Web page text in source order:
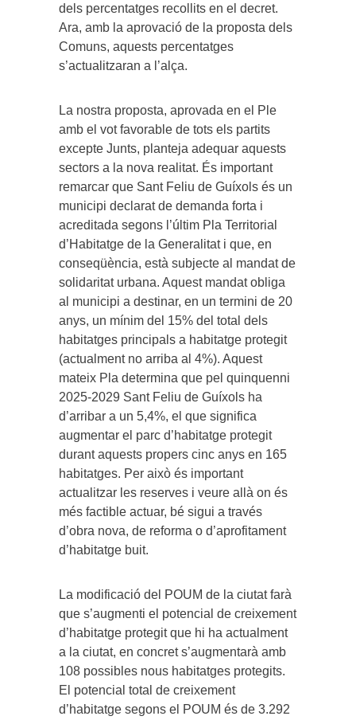
dels percentatges recollits en el decret.
Ara, amb la aprovació de la proposta dels
Comuns, aquests percentatges
s’actualitzaran a l’alça.
La nostra proposta, aprovada en el Ple
amb el vot favorable de tots els partits
excepte Junts, planteja adequar aquests
sectors a la nova realitat. És important
remarcar que Sant Feliu de Guíxols és un
municipi declarat de demanda forta i
acreditada segons l’últim Pla Territorial
d’Habitatge de la Generalitat i que, en
conseqüència, està subjecte al mandat de
solidaritat urbana. Aquest mandat obliga
al municipi a destinar, en un termini de 20
anys, un mínim del 15% del total dels
habitatges principals a habitatge protegit
(actualment no arriba al 4%). Aquest
mateix Pla determina que pel quinquenni
2025-2029 Sant Feliu de Guíxols ha
d’arribar a un 5,4%, el que significa
augmentar el parc d’habitatge protegit
durant aquests propers cinc anys en 165
habitatges. Per això és important
actualitzar les reserves i veure allà on és
més factible actuar, bé sigui a través
d’obra nova, de reforma o d’aprofitament
d’habitatge buit.
La modificació del POUM de la ciutat farà
que s’augmenti el potencial de creixement
d’habitatge protegit que hi ha actualment
a la ciutat, en concret s’augmentarà amb
108 possibles nous habitatges protegits.
El potencial total de creixement
d’habitatge segons el POUM és de 3.292